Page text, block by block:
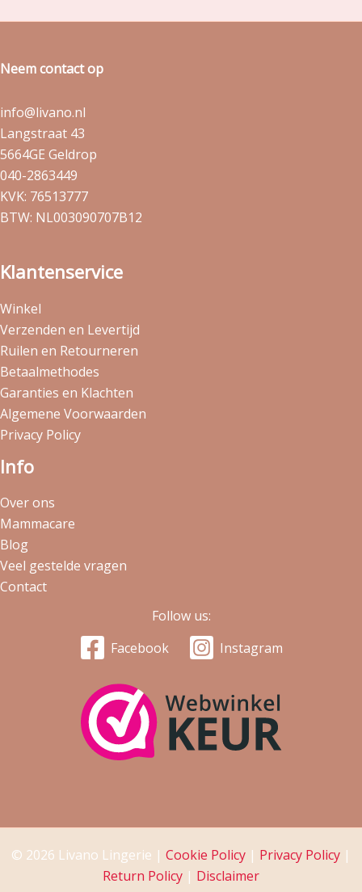
Neem contact op
info@livano.nl
Langstraat 43
5664GE Geldrop
040-2863449
KVK: 76513777
BTW: NL003090707B12
Klantenservice
Winkel
Verzenden en Levertijd
Ruilen en Retourneren
Betaalmethodes
Garanties en Klachten
Algemene Voorwaarden
Privacy Policy
Info
Over ons
Mammacare
Blog
Veel gestelde vragen
Contact
Follow us:
Facebook
Instagram
© 2026 Livano Lingerie | Cookie Policy | Privacy Policy |
Return Policy | Disclaimer